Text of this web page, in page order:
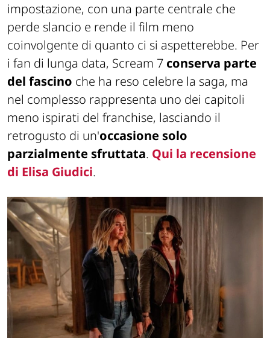
impostazione, con una parte centrale che
perde slancio e rende il film meno
coinvolgente di quanto ci si aspetterebbe. Per
i fan di lunga data, Scream 7 conserva parte
del fascino che ha reso celebre la saga, ma
nel complesso rappresenta uno dei capitoli
meno ispirati del franchise, lasciando il
retrogusto di un'occasione solo
parzialmente sfruttata. Qui la recensione
di Elisa Giudici.